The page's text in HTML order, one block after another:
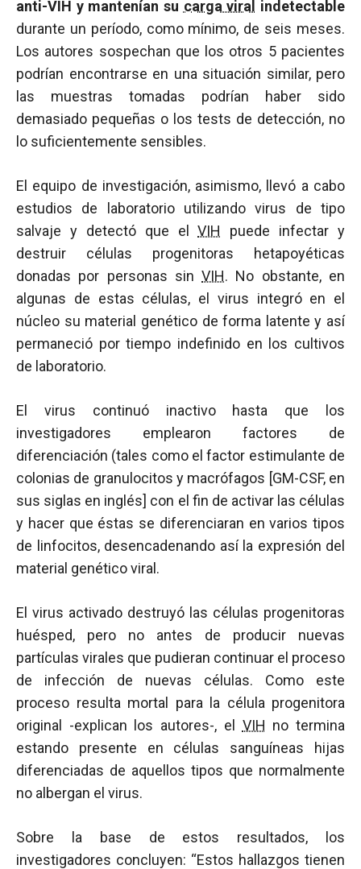
anti-VIH y mantenían su carga viral
indetectable
durante un período, como mínimo, de seis meses.
Los autores sospechan que los otros 5 pacientes
podrían encontrarse en una situación similar, pero
las muestras tomadas podrían haber sido
demasiado pequeñas o los tests de detección, no
lo suficientemente sensibles.
El equipo de investigación, asimismo, llevó a cabo
estudios de laboratorio utilizando virus de tipo
salvaje y detectó que elVIH
puede infectar y
destruir células progenitoras hetapoyéticas
donadas por personas sinVIH. No obstante, en
algunas de estas células, el virus integró en el
núcleo su material genético de forma latente y así
permaneció por tiempo indefinido en los cultivos
de laboratorio.
El virus continuó inactivo hasta que los
investigadores emplearon factores de
diferenciación (tales como el factor estimulante de
colonias de granulocitos y macrófagos [GM-CSF, en
sus siglas en inglés] con el fin de activar las células
y hacer que éstas se diferenciaran en varios tipos
de linfocitos, desencadenando así la expresión del
material genético viral.
El virus activado destruyó las células progenitoras
huésped, pero no antes de producir nuevas
partículas virales que pudieran continuar el proceso
de infección de nuevas células. Como este
proceso resulta mortal para la célula progenitora
original -explican los autores-, el VIH no termina
estando presente en células sanguíneas hijas
diferenciadas de aquellos tipos que normalmente
no albergan el virus.
Sobre la base de estos resultados, los
investigadores concluyen: “Estos hallazgos tienen